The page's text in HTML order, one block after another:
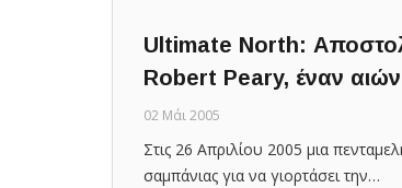
Ultimate North:
Robert Peary, έναν
02 Μάι 2005
Στις 26 Απριλίου 2005 μια
σαμπάνιας για να γιορτάσει την…